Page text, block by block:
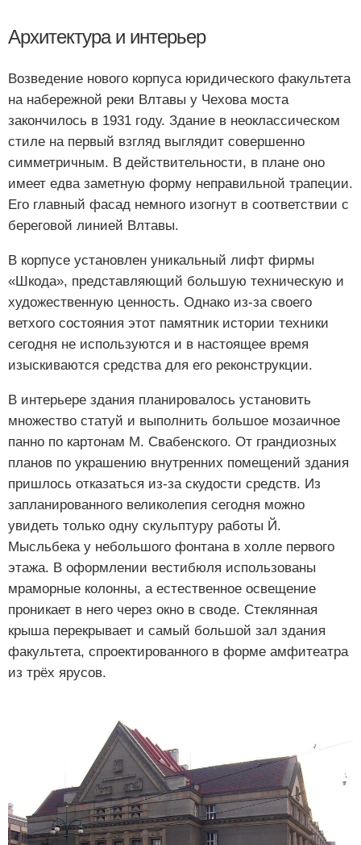
Архитектура и интерьер
Возведение нового корпуса юридического факультета
на набережной реки Влтавы у Чехова моста
закончилось в 1931 году. Здание в неоклассическом
стиле на первый взгляд выглядит совершенно
симметричным. В действительности, в плане оно
имеет едва заметную форму неправильной трапеции.
Его главный фасад немного изогнут в соответствии с
береговой линией Влтавы.
В корпусе установлен уникальный лифт фирмы
«Шкода», представляющий большую техническую и
художественную ценность. Однако из-за своего
ветхого состояния этот памятник истории техники
сегодня не используются и в настоящее время
изыскиваются средства для его реконструкции.
В интерьере здания планировалось установить
множество статуй и выполнить большое мозаичное
панно по картонам М. Свабенского. От грандиозных
планов по украшению внутренних помещений здания
пришлось отказаться из-за скудости средств. Из
запланированного великолепия сегодня можно
увидеть только одну скульптуру работы Й.
Мысльбека у небольшого фонтана в холле первого
этажа. В оформлении вестибюля использованы
мраморные колонны, а естественное освещение
проникает в него через окно в своде. Стеклянная
крыша перекрывает и самый большой зал здания
факультета, спроектированного в форме амфитеатра
из трёх ярусов.